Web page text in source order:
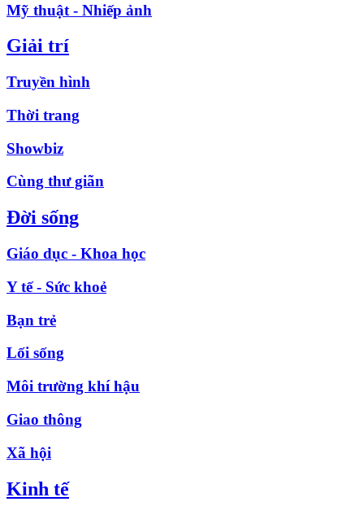
Mỹ thuật - Nhiếp ảnh
Giải trí
Truyền hình
Thời trang
Showbiz
Cùng thư giãn
Đời sống
Giáo dục - Khoa học
Y tế - Sức khoẻ
Bạn trẻ
Lối sống
Môi trường khí hậu
Giao thông
Xã hội
Kinh tế